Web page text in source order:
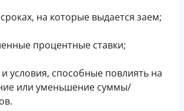
на которые выдается заем;
процентные ставки;
условия, способные повлиять на
или уменьшение суммы/